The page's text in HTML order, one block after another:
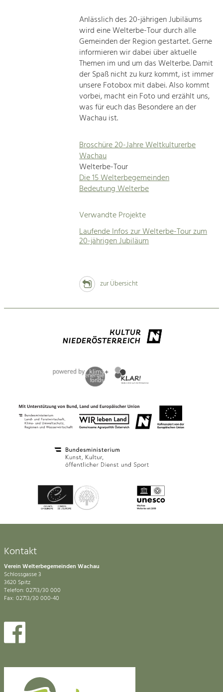
Anlässlich des 20-jährigen Jubiläums
wird eine Welterbe-Tour durch alle
Gemeinden der Region gestartet. Gerne
informieren wir dabei über aktuelle
Themen im und um das Welterbe. Damit
der Spaß nicht zu kurz kommt, ist immer
unsere Fotobox mit dabei. Also kommt
vorbei, macht ein Foto und erzählt uns,
was für euch das Besondere an der
Wachau ist.
Broschüre 20-Jahre Weltkulturerbe
Wachau
Welterbe-Tour
Die 15 Welterbegemeinden
Bedeutung Welterbe
Verwandte Projekte
Laufende Infos zur Welterbe-Tour zum
20-jährigen Jubiläum
zur Übersicht
Kontakt
Verein Welterbegemeinden Wachau
Schlossgasse 3
3620 Spitz
Telefon: 02713/30 000
Fax: 02713/30 000-40